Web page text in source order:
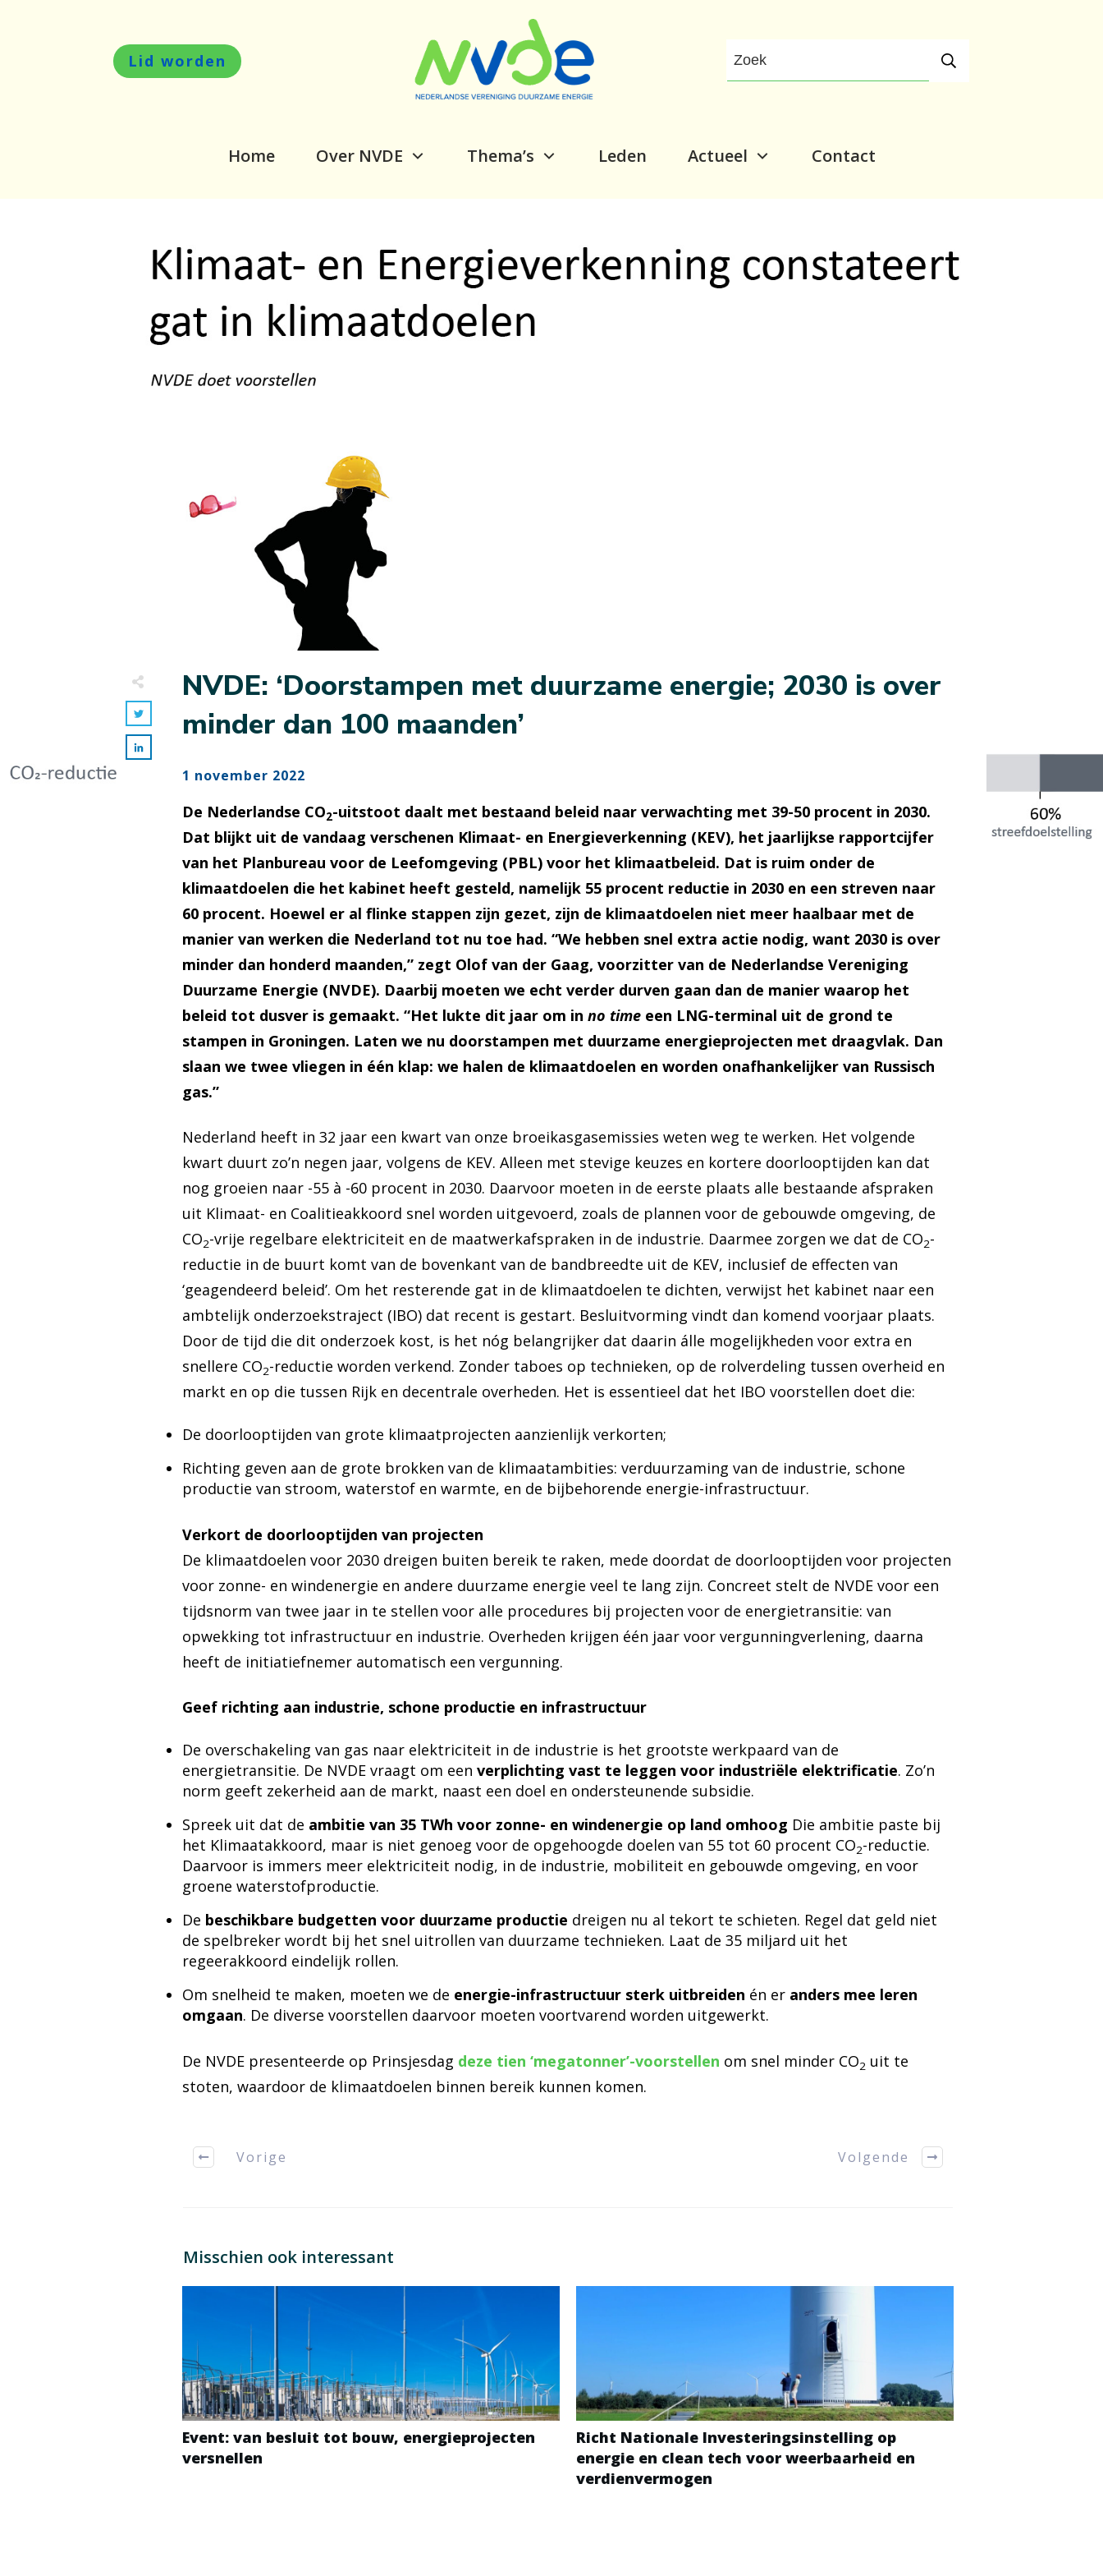
Lid worden
Home Over NVDE Thema’s Leden Actueel Contact
NVDE: ‘Doorstampen met duurzame energie; 2030 is over
minder dan 100 maanden’
1 november 2022
De Nederlandse CO2-uitstoot daalt met bestaand beleid naar verwachting met 39-50 procent in 2030.
Dat blijkt uit de vandaag verschenen Klimaat- en Energieverkenning (KEV), het jaarlijkse rapportcijfer
van het Planbureau voor de Leefomgeving (PBL) voor het klimaatbeleid. Dat is ruim onder de
klimaatdoelen die het kabinet heeft gesteld, namelijk 55 procent reductie in 2030 en een streven naar
60 procent. Hoewel er al flinke stappen zijn gezet, zijn de klimaatdoelen niet meer haalbaar met de
manier van werken die Nederland tot nu toe had. “We hebben snel extra actie nodig, want 2030 is over
minder dan honderd maanden,” zegt Olof van der Gaag, voorzitter van de Nederlandse Vereniging
Duurzame Energie (NVDE). Daarbij moeten we echt verder durven gaan dan de manier waarop het
beleid tot dusver is gemaakt. “Het lukte dit jaar om in no time een LNG-terminal uit de grond te
stampen in Groningen. Laten we nu doorstampen met duurzame energieprojecten met draagvlak. Dan
slaan we twee vliegen in één klap: we halen de klimaatdoelen en worden onafhankelijker van Russisch
gas.”
Nederland heeft in 32 jaar een kwart van onze broeikasgasemissies weten weg te werken. Het volgende
kwart duurt zo’n negen jaar, volgens de KEV. Alleen met stevige keuzes en kortere doorlooptijden kan dat
nog groeien naar -55 à -60 procent in 2030. Daarvoor moeten in de eerste plaats alle bestaande afspraken
uit Klimaat- en Coalitieakkoord snel worden uitgevoerd, zoals de plannen voor de gebouwde omgeving, de
CO2-vrije regelbare elektriciteit en de maatwerkafspraken in de industrie. Daarmee zorgen we dat de CO2-
reductie in de buurt komt van de bovenkant van de bandbreedte uit de KEV, inclusief de effecten van
‘geagendeerd beleid’. Om het resterende gat in de klimaatdoelen te dichten, verwijst het kabinet naar een
ambtelijk ­­onderzoekstraject (IBO) dat recent is gestart. Besluitvorming vindt dan komend voorjaar plaats.
Door de tijd die dit onderzoek kost, is het nóg belangrijker dat daarin álle mogelijkheden voor extra en
snellere CO2-reductie worden verkend. Zonder taboes op technieken, op de rolverdeling tussen overheid en
markt en op die tussen Rijk en decentrale overheden. Het is essentieel dat het IBO voorstellen doet die:
De doorlooptijden van grote klimaatprojecten aanzienlijk verkorten;
Richting geven aan de grote brokken van de klimaatambities: verduurzaming van de industrie, schone
productie van stroom, waterstof en warmte, en de bijbehorende energie-infrastructuur.
Verkort de doorlooptijden van projecten
De klimaatdoelen voor 2030 dreigen buiten bereik te raken, mede doordat de doorlooptijden voor projecten
voor zonne- en windenergie en andere duurzame energie veel te lang zijn. Concreet stelt de NVDE voor een
tijdsnorm van twee jaar in te stellen voor alle procedures bij projecten voor de energietransitie: van
opwekking tot infrastructuur en industrie. Overheden krijgen één jaar voor vergunningverlening, daarna
heeft de initiatiefnemer automatisch een vergunning.
Geef richting aan industrie, schone productie en infrastructuur
De overschakeling van gas naar elektriciteit in de industrie is het grootste werkpaard van de
energietransitie. De NVDE vraagt om een verplichting vast te leggen voor industriële elektrificatie. Zo’n
norm geeft zekerheid aan de markt, naast een doel en ondersteunende subsidie.
Spreek uit dat de ambitie van 35 TWh voor zonne- en windenergie op land omhoog Die ambitie paste bij
het Klimaatakkoord, maar is niet genoeg voor de opgehoogde doelen van 55 tot 60 procent CO2-reductie.
Daarvoor is immers meer elektriciteit nodig, in de industrie, mobiliteit en gebouwde omgeving, en voor
groene waterstofproductie.
De beschikbare budgetten voor duurzame productie dreigen nu al tekort te schieten. Regel dat geld niet
de spelbreker wordt bij het snel uitrollen van duurzame technieken. Laat de 35 miljard uit het
regeerakkoord eindelijk rollen.
Om snelheid te maken, moeten we de energie-infrastructuur sterk uitbreiden én er anders mee leren
omgaan. De diverse voorstellen daarvoor moeten voortvarend worden uitgewerkt.
De NVDE presenteerde op Prinsjesdag deze tien ‘megatonner’-voorstellen om snel minder CO2 uit te
stoten, waardoor de klimaatdoelen binnen bereik kunnen komen.
Vorige Volgende
Misschien ook interessant
Event: van besluit tot bouw, energieprojecten
versnellen
Richt Nationale Investeringsinstelling op
energie en clean tech voor weerbaarheid en
verdienvermogen